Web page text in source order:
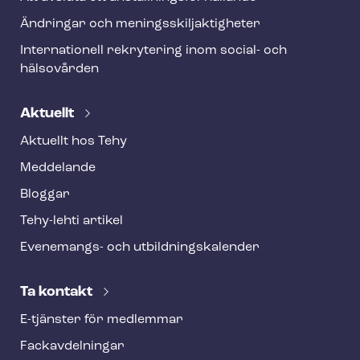
Ändringar och me­nings­skilj­ak­tig­he­ter
Internationell rekrytering inom social- och
hälsovården
Aktuellt
Aktuellt hos Tehy
Meddelande
Bloggar
Tehy-lehti artikel
Evenemangs- och ut­bild­nings­ka­len­der
Ta kontakt
E-tjänster för medlemmar
Fackav­del­ning­ar